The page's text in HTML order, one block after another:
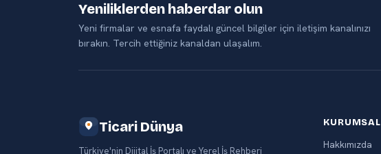
Yeniliklerden haberdar olun
Yeni firmalar ve esnafa faydalı güncel bilgiler için iletişim kanalınızı
bırakın. Tercih ettiğiniz kanaldan ulaşalım.
Ticari Dünya
Türkiye'nin Dijital İş Portalı ve Yerel İş Rehberi
KURUMSAL
Hakkımızda